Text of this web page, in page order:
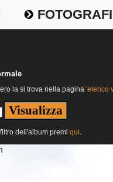
la si trova nella pagina 'elenco
dell'album premi qui.